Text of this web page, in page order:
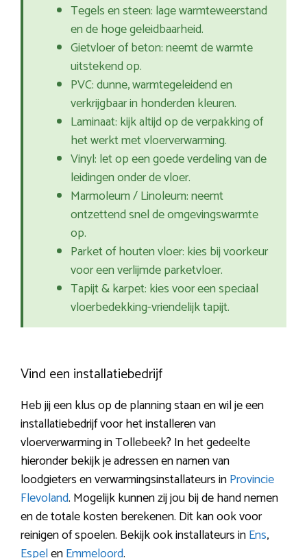
Tegels en steen: lage warmteweerstand
en de hoge geleidbaarheid.
Gietvloer of beton: neemt de warmte
uitstekend op.
PVC: dunne, warmtegeleidend en
verkrijgbaar in honderden kleuren.
Laminaat: kijk altijd op de verpakking of
het werkt met vloerverwarming.
Vinyl: let op een goede verdeling van de
leidingen onder de vloer.
Marmoleum / Linoleum: neemt
ontzettend snel de omgevingswarmte
op.
Parket of houten vloer: kies bij voorkeur
voor een verlijmde parketvloer.
Tapijt & karpet: kies voor een speciaal
vloerbedekking-vriendelijk tapijt.
Vind een installatiebedrijf
Heb jij een klus op de planning staan en wil je een
installatiebedrijf voor het installeren van
vloerverwarming in Tollebeek? In het gedeelte
hieronder bekijk je adressen en namen van
loodgieters en verwarmingsinstallateurs inProvincie
Flevoland. Mogelijk kunnen zij jou bij de hand nemen
en de totale kosten berekenen. Dit kan ook voor
reinigen of spoelen. Bekijk ook installateurs inEns,